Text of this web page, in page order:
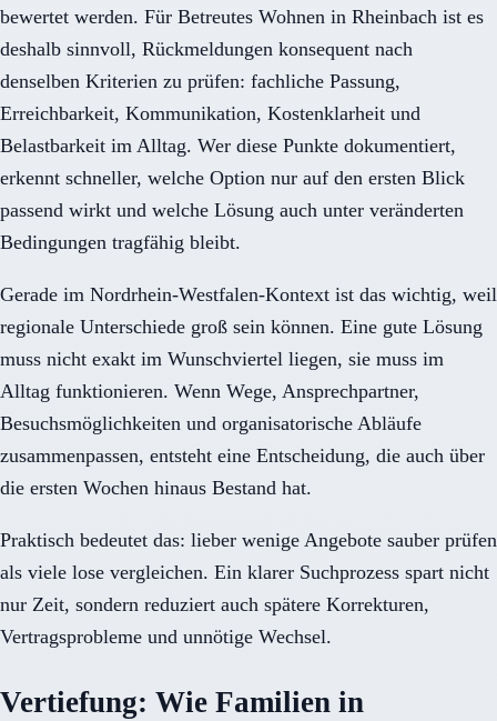
bewertet werden. Für Betreutes Wohnen in Rheinbach ist es
deshalb sinnvoll, Rückmeldungen konsequent nach
denselben Kriterien zu prüfen: fachliche Passung,
Erreichbarkeit, Kommunikation, Kostenklarheit und
Belastbarkeit im Alltag. Wer diese Punkte dokumentiert,
erkennt schneller, welche Option nur auf den ersten Blick
passend wirkt und welche Lösung auch unter veränderten
Bedingungen tragfähig bleibt.
Gerade im Nordrhein-Westfalen-Kontext ist das wichtig, weil
regionale Unterschiede groß sein können. Eine gute Lösung
muss nicht exakt im Wunschviertel liegen, sie muss im
Alltag funktionieren. Wenn Wege, Ansprechpartner,
Besuchsmöglichkeiten und organisatorische Abläufe
zusammenpassen, entsteht eine Entscheidung, die auch über
die ersten Wochen hinaus Bestand hat.
Praktisch bedeutet das: lieber wenige Angebote sauber prüfen
als viele lose vergleichen. Ein klarer Suchprozess spart nicht
nur Zeit, sondern reduziert auch spätere Korrekturen,
Vertragsprobleme und unnötige Wechsel.
Vertiefung: Wie Familien in